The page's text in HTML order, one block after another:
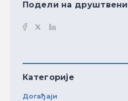
Подели на
Категорије
Догађаји